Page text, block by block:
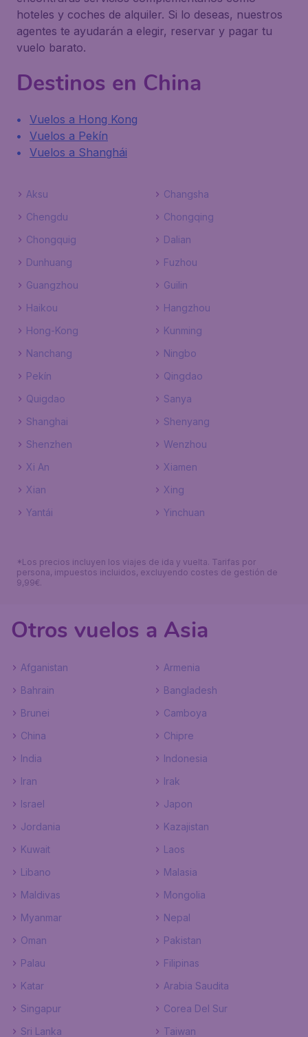
hoteles y coches de alquiler. Si lo deseas, nuestros
agentes te ayudarán a elegir, reservar y pagar tu
vuelo barato.
Destinos en China
Vuelos a Hong Kong
Vuelos a Pekín
Vuelos a Shanghái
Aksu
Changsha
Chengdu
Chongqing
Chongquig
Dalian
Dunhuang
Fuzhou
Guangzhou
Guilin
Haikou
Hangzhou
Hong-Kong
Kunming
Nanchang
Ningbo
Pekín
Qingdao
Quigdao
Sanya
Shanghai
Shenyang
Shenzhen
Wenzhou
Xi An
Xiamen
Xian
Xing
Yantái
Yinchuan
*Los precios incluyen los viajes de ida y vuelta. Tarifas por
persona, impuestos incluidos, excluyendo costes de gestión de
9,99€.
Otros vuelos a Asia
Afganistan
Armenia
Bahrain
Bangladesh
Brunei
Camboya
China
Chipre
India
Indonesia
Iran
Irak
Israel
Japon
Jordania
Kazajistan
Kuwait
Laos
Libano
Malasia
Maldivas
Mongolia
Myanmar
Nepal
Oman
Pakistan
Palau
Filipinas
Katar
Arabia Saudita
Singapur
Corea Del Sur
Sri Lanka
Taiwan